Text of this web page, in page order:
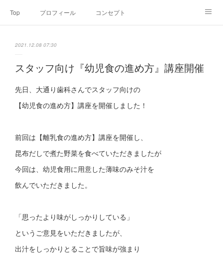
Top プロフィール コンセプト
SNS
2021.12.08 07:30
スタッフ向け『幼児食の進め方』講座開催
先日、大通り歯科さんでスタッフ向けの
【幼児食の進め方】講座を開催しました！
前回は【離乳食の進め方】講座を開催し、
昆布だしで煮た野菜を食べていただきましたが
今回は、幼児食用に用意した薄味のみそ汁を
飲んでいただきました。
「思ったより味がしっかりしている」
というご意見をいただきましたが、
出汁をしっかりとることで旨味が強まり